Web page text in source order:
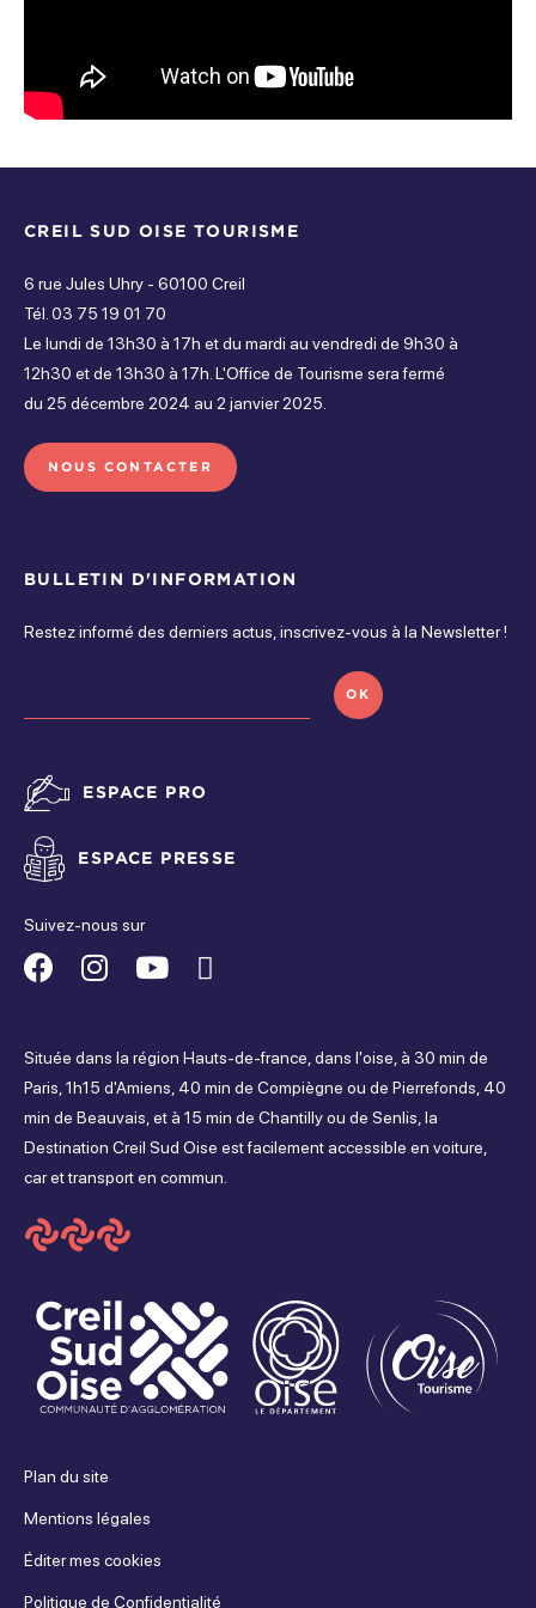
CREIL SUD OISE TOURISME
6 rue Jules Uhry - 60100 Creil
Tél. 03 75 19 01 70
Le lundi de 13h30 à 17h et du mardi au vendredi de 9h30 à
12h30 et de 13h30 à 17h. L'Office de Tourisme sera fermé
du 25 décembre 2024 au 2 janvier 2025.
NOUS CONTACTER
BULLETIN D'INFORMATION
Restez informé des derniers actus, inscrivez-vous à la Newsletter !
OK
ESPACE PRO
ESPACE PRESSE
Suivez-nous sur
Suivez-
sur
Facebook
Suivez-
sur
Instagram
Suivez-
sur
Youtube
sur
Tripadvisor
Située dans la région Hauts-de-france, dans l'oise, à 30 min de
Paris, 1h15 d'Amiens, 40 min de Compiègne ou de Pierrefonds, 40
min de Beauvais, et à 15 min de Chantilly ou de Senlis, la
Destination Creil Sud Oise est facilement accessible en voiture,
car et transport en commun.
Plan du site
Mentions légales
Éditer mes cookies
Politique de Confidentialité